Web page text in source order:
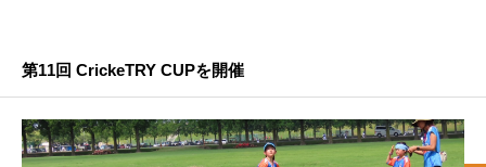
第11回 CrickeTRY CUPを開催